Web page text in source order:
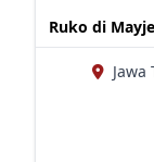
Ruko di
Jawa